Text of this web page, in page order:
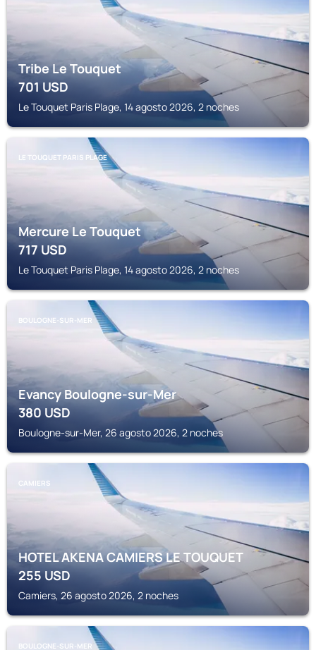
Tribe Le Touquet
701USD
Le Touquet Paris Plage, 14 agosto 2026, 2 noches
LE TOUQUET PARIS PLAGE
Mercure Le Touquet
717USD
Le Touquet Paris Plage, 14 agosto 2026, 2 noches
BOULOGNE-SUR-MER
Evancy Boulogne-sur-Mer
380USD
Boulogne-sur-Mer, 26 agosto 2026, 2 noches
CAMIERS
HOTEL AKENA CAMIERS LE TOUQUET
255USD
Camiers, 26 agosto 2026, 2 noches
BOULOGNE-SUR-MER